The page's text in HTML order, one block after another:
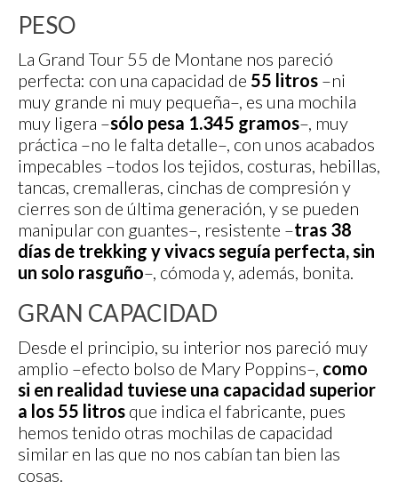
PESO
La Grand Tour 55 de Montane nos pareció
perfecta: con una capacidad de 55 litros –ni
muy grande ni muy pequeña–, es una mochila
muy ligera –sólo pesa 1.345 gramos–, muy
práctica –no le falta detalle–, con unos acabados
impecables –todos los tejidos, costuras, hebillas,
tancas, cremalleras, cinchas de compresión y
cierres son de última generación, y se pueden
manipular con guantes–, resistente –tras 38
días de trekking y vivacs seguía perfecta, sin
un solo rasguño–, cómoda y, además, bonita.
GRAN CAPACIDAD
Desde el principio, su interior nos pareció muy
amplio –efecto bolso de Mary Poppins–, como
si en realidad tuviese una capacidad superior
a los 55 litros que indica el fabricante, pues
hemos tenido otras mochilas de capacidad
similar en las que no nos cabían tan bien las
cosas.